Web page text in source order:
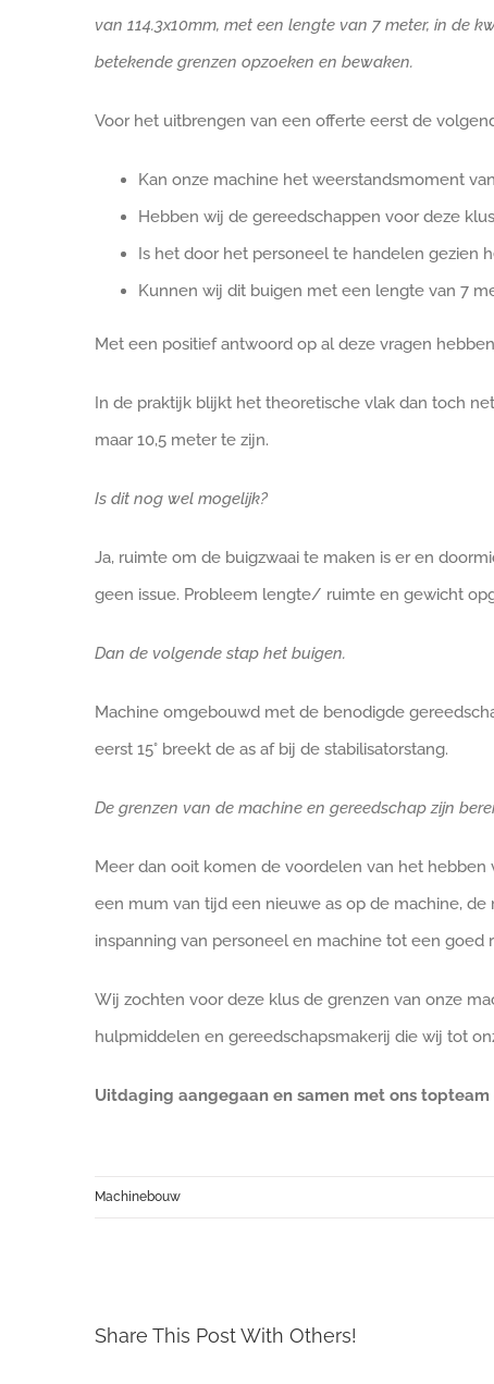
van 114.3x10mm, met een lengte van 7 meter, in de
betekende grenzen opzoeken en bewaken.
Voor het uitbrengen van een offerte eerst de
Kan onze machine het weerstandsmoment
Hebben wij de gereedschappen voor deze
Is het door het personeel te handelen gezien
Kunnen wij dit buigen met een lengte van 7
Met een positief antwoord op al deze vragen
In de praktijk blijkt het theoretische vlak dan toch
maar 10,5 meter te zijn.
Is dit nog wel mogelijk?
Ja, ruimte om de buigzwaai te maken is er en
geen issue. Probleem lengte/ ruimte en gewicht
Dan de volgende stap het buigen.
Machine omgebouwd met de benodigde
eerst 15° breekt de as af bij de stabilisatorstang.
De grenzen van de machine en gereedschap zijn
Meer dan ooit komen de voordelen van het hebben
een mum van tijd een nieuwe as op de machine,
inspanning van personeel en machine tot een goed
Wij zochten voor deze klus de grenzen van onze
hulpmiddelen en gereedschapsmakerij die wij tot
Uitdaging aangegaan en samen met ons
Machinebouw
Share This Post With Others!